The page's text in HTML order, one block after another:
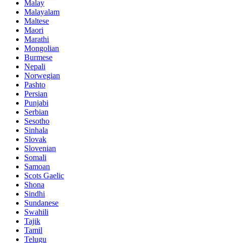
Malay
Malayalam
Maltese
Maori
Marathi
Mongolian
Burmese
Nepali
Norwegian
Pashto
Persian
Punjabi
Serbian
Sesotho
Sinhala
Slovak
Slovenian
Somali
Samoan
Scots Gaelic
Shona
Sindhi
Sundanese
Swahili
Tajik
Tamil
Telugu